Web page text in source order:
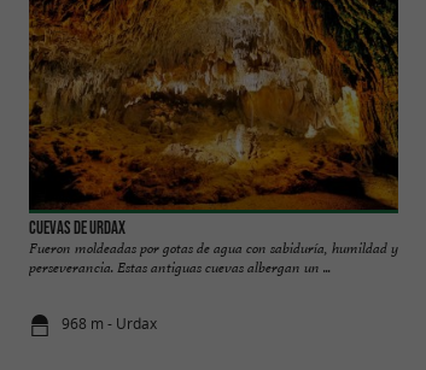
Cuevas de Urdax
Fueron moldeadas por gotas de agua con sabiduría, humildad y
perseverancia. Estas antiguas cuevas albergan un ...
968 m - Urdax